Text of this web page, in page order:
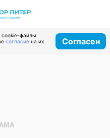
cookie-файлы.
согласие на их
Согласен